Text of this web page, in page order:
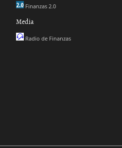
Finanzas 2.0
Media
Radio de Finanzas